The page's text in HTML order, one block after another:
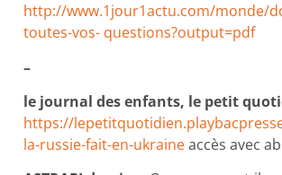
http://www.1jour1actu.com/monde/
toutes-vos- questions?output=pdf
–
le journal des enfants, le petit
https://
la-russie-fait-en-ukraineaccès avec